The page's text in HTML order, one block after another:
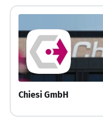
Chiesi GmbH